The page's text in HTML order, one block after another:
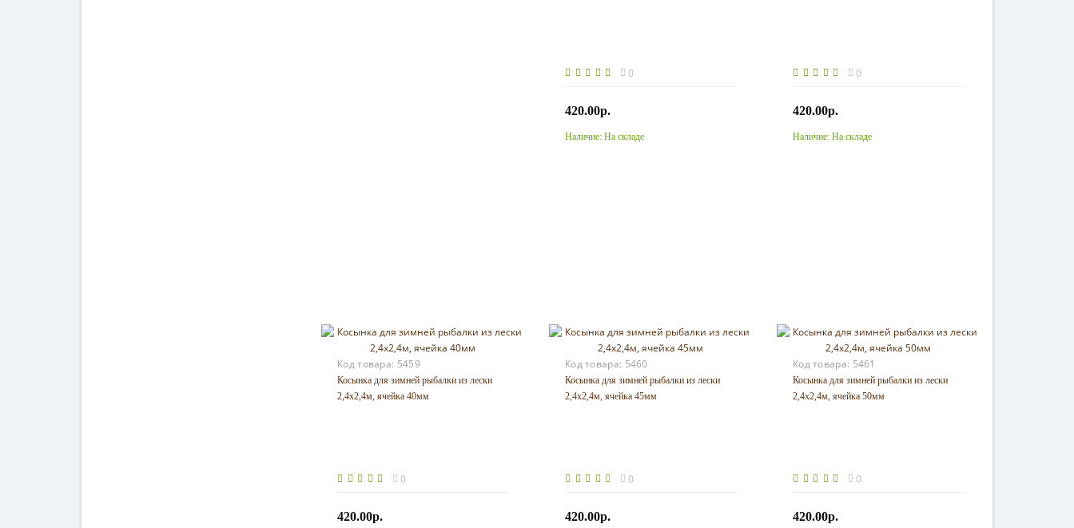
0
420.00р.
Купить
Наличие: На складе
0
420.00р.
Купить
Наличие: На складе
Код товара: 5459
Косынка для зимней рыбалки из лески
2,4х2,4м, ячейка 40мм
0
420.00р.
Код товара: 5460
Косынка для зимней рыбалки из лески
2,4х2,4м, ячейка 45мм
0
420.00р.
Код товара: 5461
Косынка для зимней рыбалки из лески
2,4х2,4м, ячейка 50мм
0
420.00р.